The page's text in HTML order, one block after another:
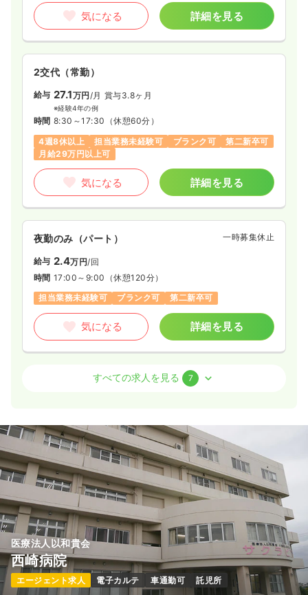
気になる 詳細を見る
2交代（常勤）
給与 27.1万円/月 賞与3.8ヶ月
※経験4年の例
時間 8:30～17:30 （休憩60分）
4週8休以上
担当業務未経験可 ブランク可
第二新卒可
月給29万円以上可
気になる 詳細を見る
夜勤のみ（パート） 一時募集休止
給与 2.4万円/回
時間 17:00～9:00 （休憩120分）
担当業務未経験可
ブランク可 第二新卒可
気になる 詳細を見る
正・准看護師 / 管理職
給与 お問い合わせください
時間 8:30～17:30（休憩60分）
4週8休以上
気になる 詳細を見る
2交代（常勤） 一時募集休止
給与 26.1万円〜/月 賞与2回
※一例
すべての求人を見る 7
医療法人以和貴会
西崎病院
エージェント求人 電子カルテ 車通勤可 託児所